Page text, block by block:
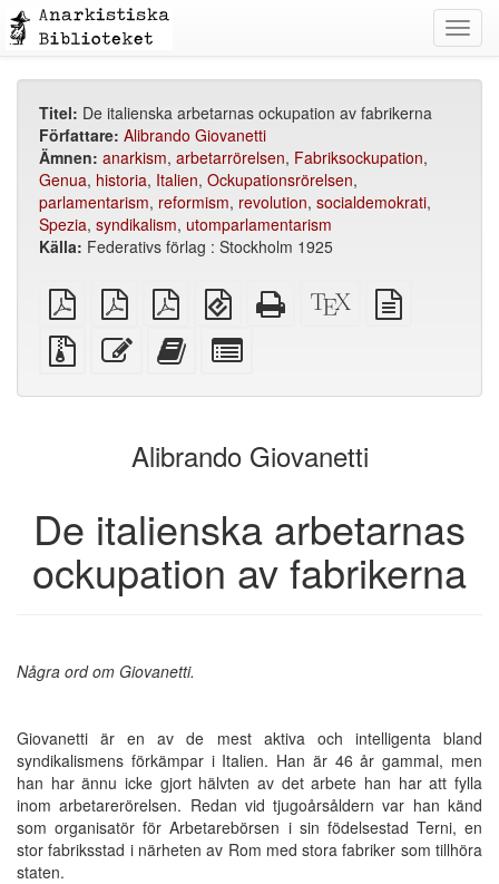
Titel: De italienska arbetarnas ockupation av fabrikerna
Författare: Alibrando Giovanetti
Ämnen: anarkism, arbetarrörelsen, Fabriksockupation,
Genua, historia, Italien, Ockupationsrörelsen,
parlamentarism, reformism, revolution, socialdemokrati,
Spezia, syndikalism, utomparlamentarism
Källa: Federativs förlag : Stockholm 1925
plain
PDF
A4
imposed
PDF
Letter
imposed
PDF
EPUB
(för
mobila
enheter)
Fristående
HTML
XeLaTeX
källa
Källfiler
med
Redigera
denna
Lägg
text
bokskaparen
for
bookbuilder
Alibrando Giovanetti
De italienska arbetarnas
ockupation av fabrikerna
Några ord om Giovanetti.
Giovanetti är en av de mest aktiva och intelligenta bland
syndikalismens förkämpar i Italien. Han är 46 år gammal, men
han har ännu icke gjort hälvten av det arbete han har att fylla
inom arbetarerörelsen. Redan vid tjugoårsåldern var han känd
som organisatör för Arbetarebörsen i sin födelsestad Terni, en
stor fabriksstad i närheten av Rom med stora fabriker som tillhöra
staten.